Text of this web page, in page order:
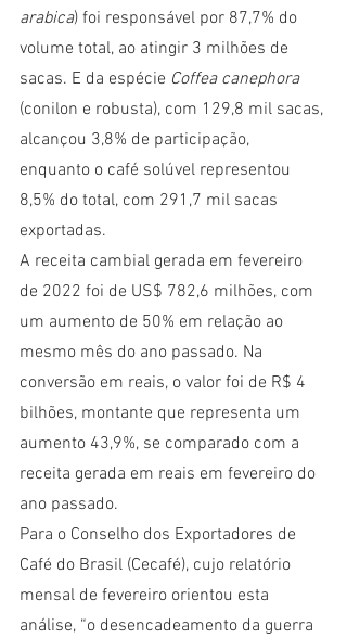
arabica) foi responsável por 87,7% do
volume total, ao atingir 3 milhões de
sacas. E da espécie Coffea canephora
(conilon e robusta), com 129,8 mil sacas,
alcançou 3,8% de participação,
enquanto o café solúvel representou
8,5% do total, com 291,7 mil sacas
exportadas.
A receita cambial gerada em fevereiro
de 2022 foi de US$ 782,6 milhões, com
um aumento de 50% em relação ao
mesmo mês do ano passado. Na
conversão em reais, o valor foi de R$ 4
bilhões, montante que representa um
aumento 43,9%, se comparado com a
receita gerada em reais em fevereiro do
ano passado.
Para o Conselho dos Exportadores de
Café do Brasil (Cecafé), cujo relatório
mensal de fevereiro orientou esta
análise, “o desencadeamento da guerra